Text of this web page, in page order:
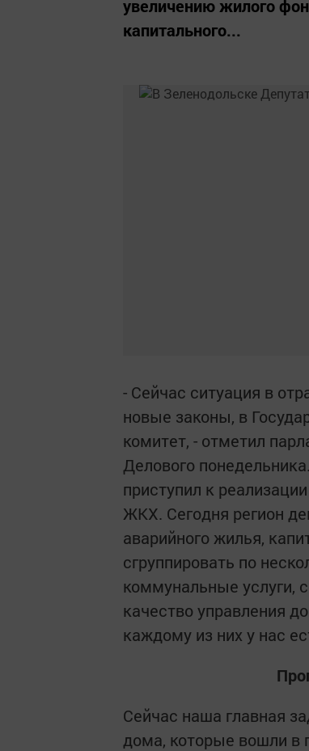
увеличению жилого
капитального...
- Сейчас ситуация в
новые законы, в
комитет, - отметил
Делового
приступил к
ЖКХ. Сегодня регион
аварийного жилья,
сгруппировать по
коммунальные услуги,
качество управления
каждому из них у нас
Сейчас наша главная
дома, которые вошли в